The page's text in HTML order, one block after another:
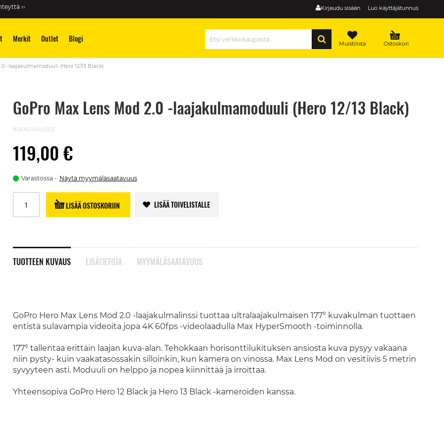
Kirjaudu sisään Luo käyttäjätunnus
››
Merkit Outlet Blogi Ostoskori
Muistilista
-laajakulmamoduuli (Hero 12/13 Black)
GoPro Max Lens Mod 2.0 -laajakulmamoduuli (Hero 12/13 Black)
806ADWAL002
119,00 €
Varastossa Näytä myymäläsaatavuus
LISÄÄ OSTOSKORIIN LISÄÄ TOIVELISTALLE
TUOTTEEN KUVAUS
GoPro Hero Max Lens Mod 2.0 -laajakulmalinssi tuottaa ultralaajakulmaisen 177° kuvakulman tuottaen
entistä sulavampia videoita jopa 4K 60fps -videolaadulla Max HyperSmooth -toiminnolla.
177° tallentaa erittäin laajan kuva-alan. Tehokkaan horisonttilukituksen ansiosta kuva pysyy vakaana
niin pysty- kuin vaakatasossakin silloinkin, kun kamera on vinossa. Max Lens Mod on vesitiivis 5 metrin
syvyyteen asti. Moduuli on helppo ja nopea kiinnittää ja irroittaa.
Yhteensopiva GoPro Hero 12 Black ja Hero 13 Black -kameroiden kanssa.
LISÄTIETOJA MYYMÄLÄSAATAVUUS